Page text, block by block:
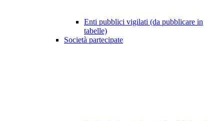
Enti pubblici vigilati (da pubblicare in
tabelle)
Società partecipate